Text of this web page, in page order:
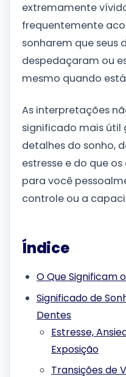
extremamente
frequentemente
sonharem que seus
despedaçaram ou
mesmo quando
As interpretações
significado mais útil
detalhes do sonho,
estresse e do que
para você
controle ou a
Índice
O Que Significam
Significado de
Dentes
Estresse,
Exposição
Transições de